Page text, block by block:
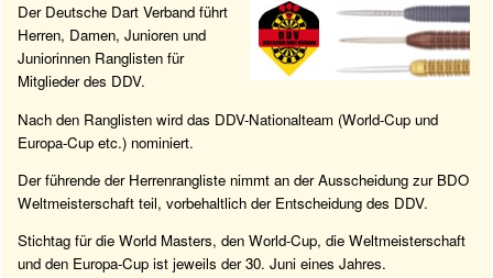
Der Deutsche Dart Verband führt
Herren, Damen, Junioren und
Juniorinnen Ranglisten für
Mitglieder des DDV.
Nach den Ranglisten wird das DDV-Nationalteam (World-Cup und
Europa-Cup etc.) nominiert.
Der führende der Herrenrangliste nimmt an der Ausscheidung zur BDO
Weltmeisterschaft teil, vorbehaltlich der Entscheidung des DDV.
Stichtag für die World Masters, den World-Cup, die Weltmeisterschaft
und den Europa-Cup ist jeweils der 30. Juni eines Jahres.